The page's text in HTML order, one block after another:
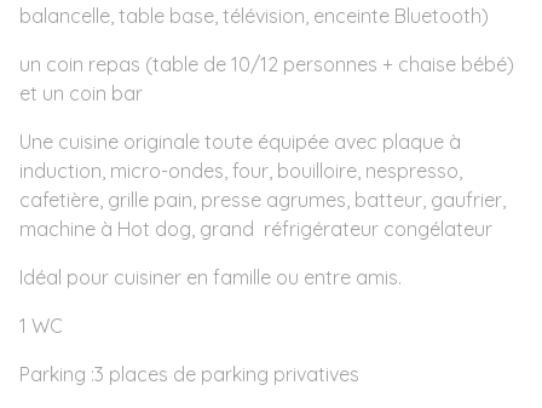
balancelle, table base, télévision, enceinte Bluetooth)
un coin repas (table de 10/12 personnes + chaise bébé)
et un coin bar
Une cuisine originale toute équipée avec plaque à
induction, micro-ondes, four, bouilloire, nespresso,
cafetière, grille pain, presse agrumes, batteur, gaufrier,
machine à Hot dog, grand réfrigérateur congélateur
Idéal pour cuisiner en famille ou entre amis.
1 WC
Parking :3 places de parking privatives